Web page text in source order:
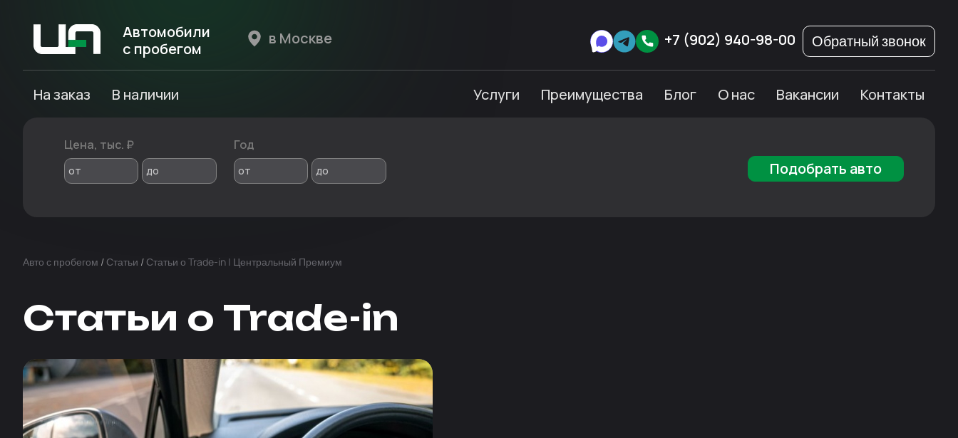
Автомобили
с пробегом
+7 (902) 940-98-00 Обратный звонок
На заказ В наличии Услуги Преимущества Блог О нас Вакансии Контакты
Подобрать авто
Цена, тыс. ₽
от до
Год
от до
Авто с пробегом / Статьи / Статьи о Trade-in | Центральный Премиум
Статьи о Trade-in